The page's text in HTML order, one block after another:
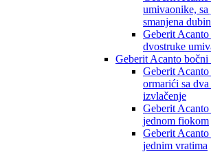
umivaonike,
smanjena
Geberit
dvostruke
Geberit Acanto bočni
Geberit
ormarići sa dva
izvlačenje
Geberit
jednom fiokom
Geberit
jednim vratima